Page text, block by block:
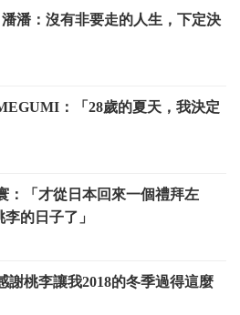
潘：沒有非要走的人生，下定決
：「28歲的夏天，我決定
：「才從日本回來一個禮拜左
的日子了」
謝桃李讓我2018的冬季過得這麼